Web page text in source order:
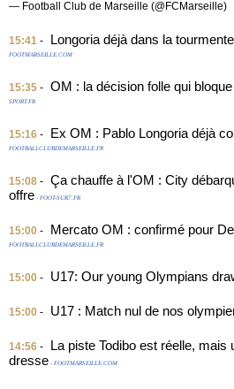
— Football Club de Marseille (@FCMarseille)
15:41 - Longoria déjà dans la
FOOTMARSEILLE.COM
15:35 - OM : la décision folle qui
SPORT.FR
15:16 - Ex OM : Pablo Longoria déjà
FOOTBALLCLUBDEMARSEILLE.FR
15:08 - Ça chauffe à l'OM : City
offre - FOOT-SUR7.FR
15:00 - Mercato OM : confirmé pour
FOOTBALLCLUBDEMARSEILLE.FR
15:00 - U17: Our young Olympians
15:00 - U17 : Match nul de nos
14:56 -
La piste Todibo est réelle, mais
dresse - FOOTMARSEILLE.COM